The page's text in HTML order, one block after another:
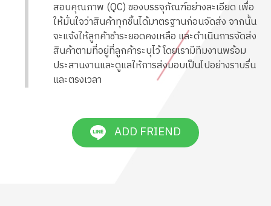
สอบคุณภาพ (QC) ของบรรจุภัณฑ์อย่างละเอียด เพื่อ
ให้มั่นใจว่าสินค้าทุกชิ้นได้มาตรฐานก่อนจัดส่ง จากนั้น
จะแจ้งให้ลูกค้าชำระยอดคงเหลือ และดำเนินการจัดส่ง
สินค้าตามที่อยู่ที่ลูกค้าระบุไว้ โดยเรามีทีมงานพร้อม
ประสานงานและดูแลให้การส่งมอบเป็นไปอย่างราบรื่น
และตรงเวลา
ADD FRIEND